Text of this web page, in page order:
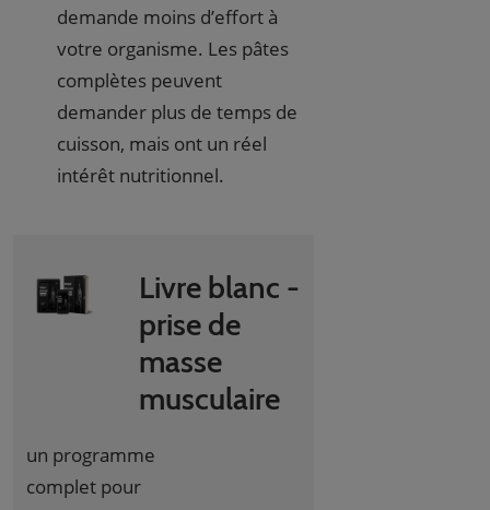
demande moins d’effort à
votre organisme. Les pâtes
complètes peuvent
demander plus de temps de
cuisson, mais ont un réel
intérêt nutritionnel.
Livre blanc -
prise de
masse
musculaire
un programme
complet pour